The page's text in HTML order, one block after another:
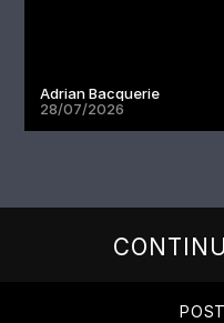
Adrian Bacquerie
28/07/2026